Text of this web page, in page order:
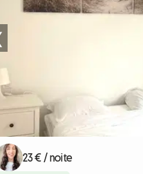
23 € / noite